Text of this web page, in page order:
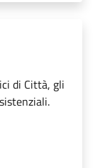
di Città, gli